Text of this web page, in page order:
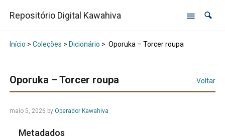
Repositório Digital Kawahiva
Início > Coleções > Dicionário > Oporuka – Torcer roupa
Oporuka – Torcer roupa Voltar
maio 5, 2026 by Operador Kawahiva
Metadados